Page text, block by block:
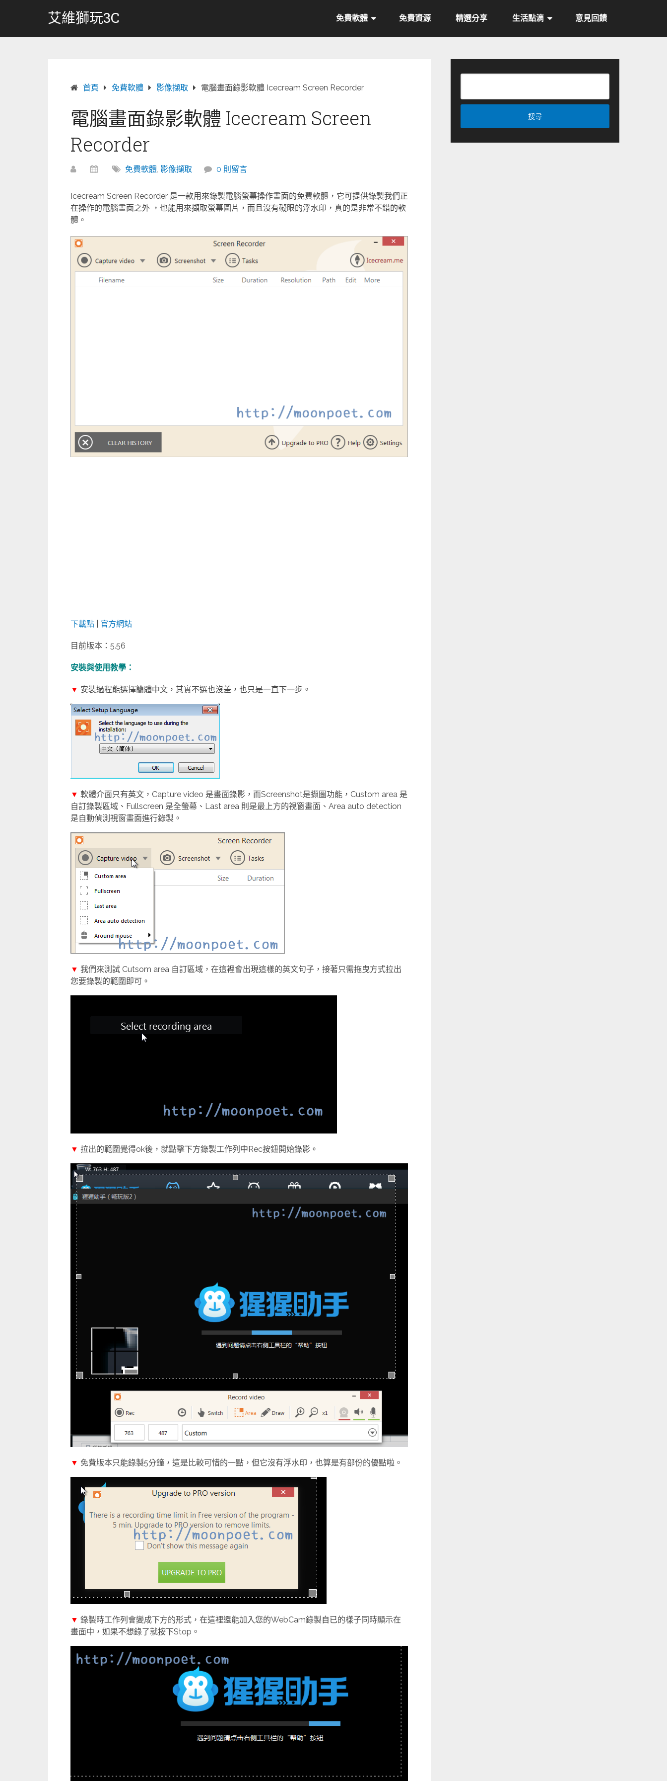
艾維獅玩3C 免費軟體 免費資源 精選分享 生活點滴 意見回饋
首頁 免費軟體 影像擷取 電腦畫面錄影軟體 Icecream Screen Recorder
電腦畫面錄影軟體 Icecream Screen
Recorder
免費軟體, 影像擷取 0 則留言
Icecream Screen Recorder 是一款用來錄製電腦螢幕操作畫面的免費軟體，它可提供錄製我們正
在操作的電腦畫面之外 ，也能用來擷取螢幕圖片，而且沒有礙眼的浮水印，真的是非常不錯的軟
體。
下載點 官方網站
目前版本：5.56
安裝與使用教學：
▼ 安裝過程能選擇簡體中文，其實不選也沒差，也只是一直下一步。
▼ 軟體介面只有英文，Capture video 是畫面錄影，而Screenshot是擷圖功能，Custom area 是
自訂錄製區域、Fullscreen 是全螢幕、Last area 則是最上方的視窗畫面、Area auto detection
是自動偵測視窗畫面進行錄製。
▼ 我們來測試 Cutsom area 自訂區域，在這裡會出現這樣的英文句子，接著只需拖曳方式拉出
您要錄製的範圍即可。
▼ 拉出的範圍覺得ok後，就點擊下方錄製工作列中Rec按鈕開始錄影。
▼ 免費版本只能錄製5分鐘，這是比較可惜的一點，但它沒有浮水印，也算是有部份的優點啦。
▼ 錄製時工作列會變成下方的形式，在這裡還能加入您的WebCam錄製自已的樣子同時顯示在
畫面中，如果不想錄了就按下Stop。